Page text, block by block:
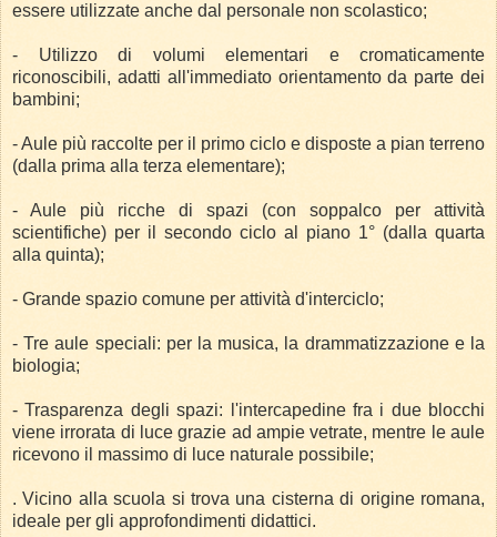
essere utilizzate anche dal personale non scolastico;
- Utilizzo di volumi elementari e cromaticamente
riconoscibili, adatti all'immediato orientamento da parte dei
bambini;
- Aule più raccolte per il primo ciclo e disposte a pian terreno
(dalla prima alla terza elementare);
- Aule più ricche di spazi (con soppalco per attività
scientifiche) per il secondo ciclo al piano 1° (dalla quarta
alla quinta);
- Grande spazio comune per attività d'interciclo;
- Tre aule speciali: per la musica, la drammatizzazione e la
biologia;
- Trasparenza degli spazi: l'intercapedine fra i due blocchi
viene irrorata di luce grazie ad ampie vetrate, mentre le aule
ricevono il massimo di luce naturale possibile;
. Vicino alla scuola si trova una cisterna di origine romana,
ideale per gli approfondimenti didattici.